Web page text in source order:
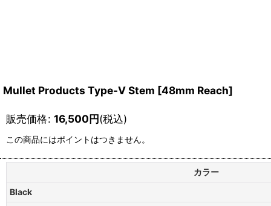
Mullet Products Type-V Stem [48mm Reach]
販売価格: 16,500円(税込)
この商品にはポイントはつきません。
カラー
Black